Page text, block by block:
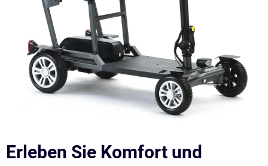
Erleben Sie Komfort und